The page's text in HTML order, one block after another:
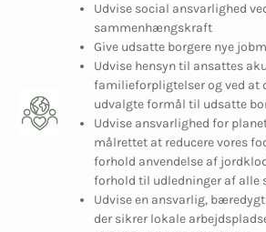
Udvise social ansvarlighed
sammenhængskraft
Give udsatte borgere nye
Udvise hensyn til ansattes
familieforpligtelser og ved at
udvalgte formål til udsatte
Udvise ansvarlighed for
målrettet at reducere vores
forhold anvendelse af
forhold til udledninger af alle
Udvise en ansvarlig,
der sikrer lokale